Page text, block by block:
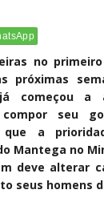
no
próximas
começou a
seu
que a
Mantega no
deve alterar
seus homens